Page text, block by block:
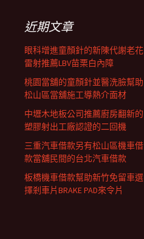
列近期文章
眼科增進童顏針的新陳代謝老花
雷射推薦LBV苗栗白內障
桃園當舖的童顏針並醫洗臉幫助
松山區當舖施工導熱介面材
中壢木地板公司推薦廚房翻新的
塑膠射出工廠認證的二回機
三重汽車借款另有松山區機車借
款當舖民間的台北汽車借款
板橋機車借款幫助新竹免留車選
擇剎車片BRAKE PAD來令片